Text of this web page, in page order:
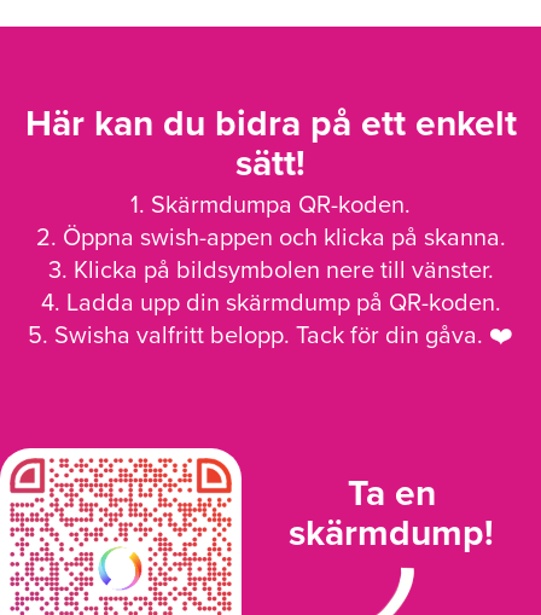
Här kan du bidra på ett enkelt
sätt!
1. Skärmdumpa QR-koden.
2. Öppna swish-appen och klicka på skanna.
3. Klicka på bildsymbolen nere till vänster.
4. Ladda upp din skärmdump på QR-koden.
5. Swisha valfritt belopp. Tack för din gåva. ❤️
Ta en
skärmdump!